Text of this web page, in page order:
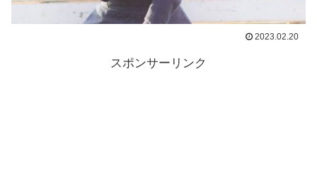
2023.02.20
スポンサーリンク